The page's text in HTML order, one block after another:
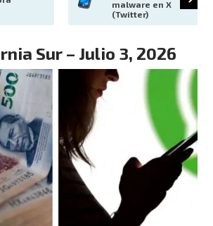
malware en X
(Twitter)
Sur – Julio 3, 2026